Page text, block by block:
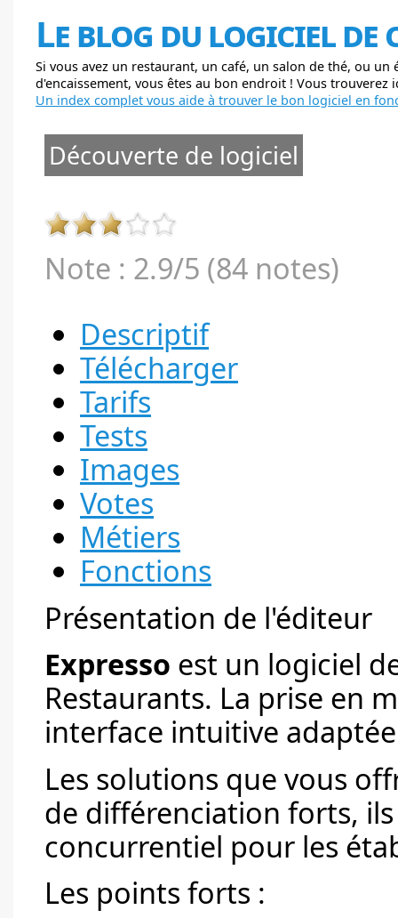
Le blog du logiciel de
Si vous avez un restaurant, un café, un salon de thé, ou
d'encaissement, vous êtes au bon endroit ! Vous
Un index complet vous aide à trouver le bon logiciel en
Découverte de logiciel
Note : 2.9/5 (84 notes)
Descriptif
Télécharger
Tarifs
Tests
Images
Votes
Métiers
Fonctions
Présentation de l'éditeur
Expresso est un logiciel
Restaurants. La prise en
interface intuitive
Les solutions que vous
de différenciation forts,
concurrentiel pour les
Les points forts :